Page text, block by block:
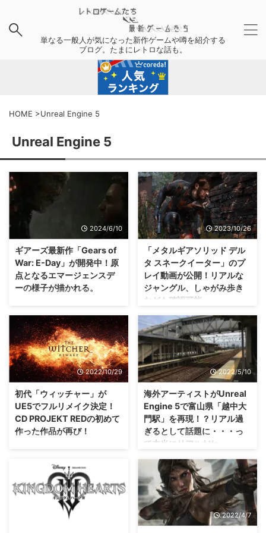
単なる一般人が気になった新作ゲームや噂を紹介する
ブログ。たまにレトロな話も。
HOME >Unreal Engine 5
Unreal Engine 5
2024/6/10
ギアーズ最新作「Gears of
War: E-Day」が開発中！原
点となるエマージェンスデ
ーの様子が描かれる。
ザーはワクワクですかね！？ ギ
アーズシリーズ最新作、 「Gears
of War: E-Day」 が開発中である
ことが発表されましたね😊 初代
「Gears of War」から14年
前・・・敵となるローカストが人
類を奇襲した エマージェンスデ
ー の様子が、主人公マーカス・
フェニックスの視点で描かれると
のこと。 いつも通り激しいバト
ルを楽しめそうですが、ただ、時
作「Gears of War: E-Da ...
2023/10/26
「メタルギアソリッド デル
タ スネークイーター」のプ
レイ動画が公開！リアルな
ジャングル、しゃがみ歩き
なども確認可能。
思っていたよりも、「5」という
よりちゃんと「3」と分かる形に
なっていますね(・∀・) 「メタル
ギアソリッド3」をUnreal
Engine 5でリメイクした 「メタ
ルギアソリッド デルタ スネーク
されましたな！ 高精細なグラフ
ィックはもちろんのこと、ちょっ
とした変更点なども確認できる動
画になっていますぜ？ 「メタル
ーター」のプレイ動画が公開。
Unreal Engine 5で生まれ変わっ
たジャングルが確認できる 「メ
タルギアソリッド デルタ スネ ...
2022/10/29
初代「ウィッチャー」が
UE5でフルリメイク決定！
CD PROJEKT REDの初めて
作った作品が再び！
（；^ω^） 最近「サイバーパンク
2077」が好調のCD PROJEKT
REDさんですけれども。 そのCD
PROJEKT REDさんが初めて制作
した作品である 初代「ウィッチ
2022/5/10
海外アーティストがUnreal
Engine 5で富山県「越中大
門駅」を再現！？リアル過
ぎるとして話題に・・・っ
て本当にリアルだね。
実際に行ってきたんだ！と言われ
ても信じちゃうレベルになってい
ますな(笑) 海外アーティストの
Lorenzo Dragoさんという方が、
富山県にある 越中大門駅 を
Unreal Engine 5で再現したとい
2022/4/7